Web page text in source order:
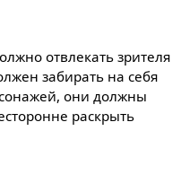
отвлекать зрителя
забирать на себя
они должны
раскрыть